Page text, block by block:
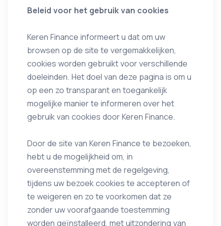
Beleid voor het gebruik van cookies
Keren Finance informeert u dat om uw
browsen op de site te vergemakkelijken,
cookies worden gebruikt voor verschillende
doeleinden. Het doel van deze pagina is om u
op een zo transparant en toegankelijk
mogelijke manier te informeren over het
gebruik van cookies door Keren Finance.
Door de site van Keren Finance te bezoeken,
hebt u de mogelijkheid om, in
overeenstemming met de regelgeving,
tijdens uw bezoek cookies te accepteren of
te weigeren en zo te voorkomen dat ze
zonder uw voorafgaande toestemming
worden geïnstalleerd, met uitzondering van